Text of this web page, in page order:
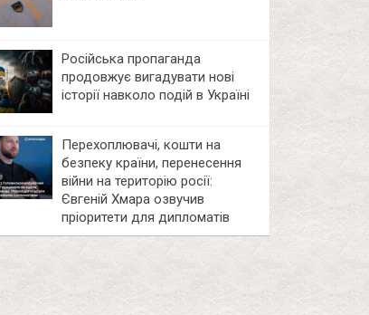
Російська пропаганда
продовжує вигадувати нові
історії навколо подій в Україні
Перехоплювачі, кошти на
безпеку країни, перенесення
війни на територію росії:
Євгеній Хмара озвучив
пріоритети для дипломатів